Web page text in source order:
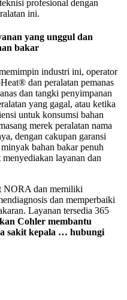
profesional dengan
ini.
yang unggul dan
bakar
industri ini, operator
dan peralatan pemanas
dan tangki penyimpanan
yang gagal, atau ketika
untuk konsumsi bahan
merek peralatan nama
dengan cakupan garansi
bahan bakar penuh
layanan dan
NORA dan memiliki
dan memperbaiki
Layanan tersedia 365
Cohler membantu
sakit kepala … hubungi